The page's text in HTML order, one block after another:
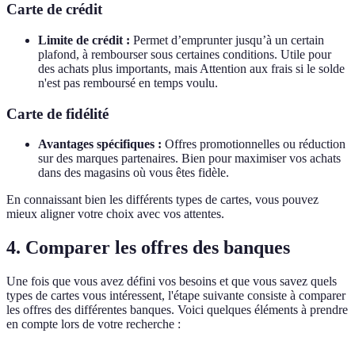
Carte de crédit
Limite de crédit : Permet d’emprunter jusqu’à un certain
plafond, à rembourser sous certaines conditions. Utile pour
des achats plus importants, mais Attention aux frais si le solde
n'est pas remboursé en temps voulu.
Carte de fidélité
Avantages spécifiques : Offres promotionnelles ou réduction
sur des marques partenaires. Bien pour maximiser vos achats
dans des magasins où vous êtes fidèle.
En connaissant bien les différents types de cartes, vous pouvez
mieux aligner votre choix avec vos attentes.
4. Comparer les offres des banques
Une fois que vous avez défini vos besoins et que vous savez quels
types de cartes vous intéressent, l'étape suivante consiste à comparer
les offres des différentes banques. Voici quelques éléments à prendre
en compte lors de votre recherche :